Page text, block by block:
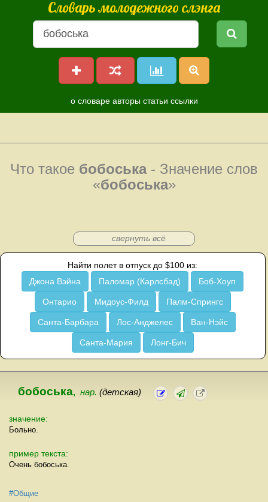
Словарь молодежного слэнга
о словаре авторы статьи ссылки
Что такое бобоська- Значение слов
«бобоська»
свернуть всё
Найти полет в отпуск до $100 из:
Джона Вэйна
Паломар (Карлсбад) Боб-Хоуп
Онтарио Мидоус-Филд Палм-Спрингс
Санта-Барбара Лос-Анджелес Ван-Нэйс
Санта-Мария Лонг-Бич
бобоська, нар. (детская)
значение:
Больно.
пример текста:
Очень бобоська.
#Общие